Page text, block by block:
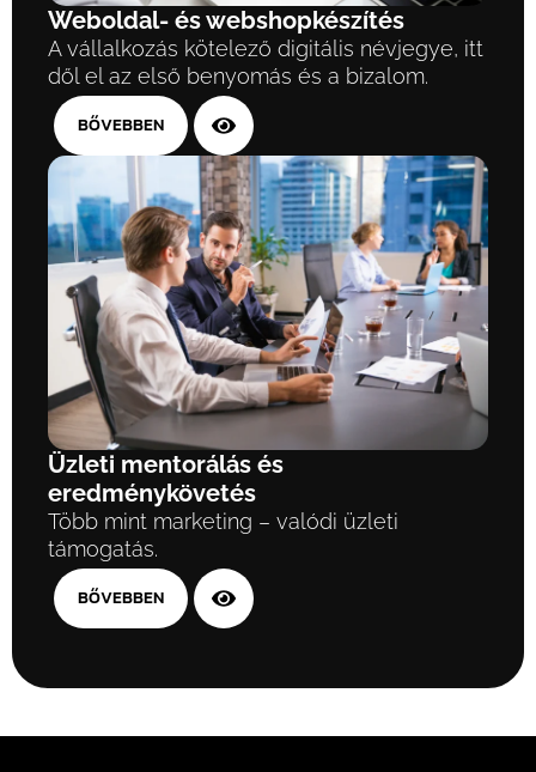
Weboldal- és webshopkészítés
A vállalkozás kötelező digitális névjegye, itt
dől el az első benyomás és a bizalom.
BŐVEBBEN
Üzleti mentorálás és
eredménykövetés
Több mint marketing – valódi üzleti
támogatás.
BŐVEBBEN